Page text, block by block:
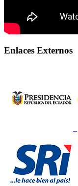
Enlaces Externos